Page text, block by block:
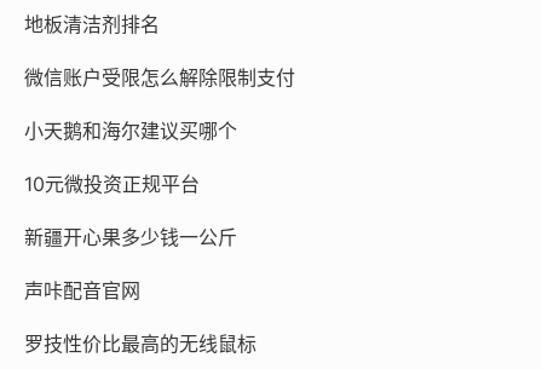
地板清洁剂排名
微信账户受限怎么解除限制支付
小天鹅和海尔建议买哪个
10元微投资正规平台
新疆开心果多少钱一公斤
声咔配音官网
罗技性价比最高的无线鼠标